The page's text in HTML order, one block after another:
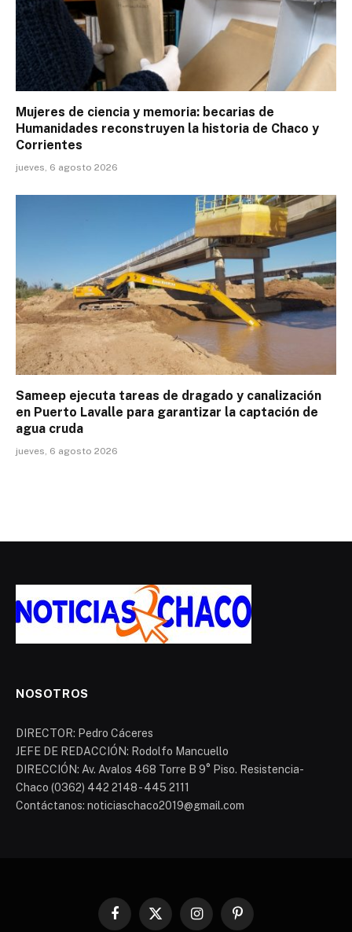
Mujeres de ciencia y memoria: becarias de
Humanidades reconstruyen la historia de Chaco y
Corrientes
jueves, 6 agosto 2026
Sameep ejecuta tareas de dragado y canalización
en Puerto Lavalle para garantizar la captación de
agua cruda
jueves, 6 agosto 2026
NOSOTROS
DIRECTOR: Pedro Cáceres
JEFE DE REDACCIÓN: Rodolfo Mancuello
DIRECCIÓN: Av. Avalos 468 Torre B 9° Piso. Resistencia-
Chaco (0362) 442 2148 - 445 2111
Contáctanos: noticiaschaco2019@gmail.com
Facebook
X
InstagramPinterest